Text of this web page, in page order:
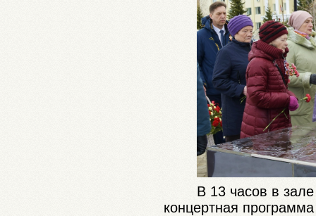
В 13 часов в
концертная